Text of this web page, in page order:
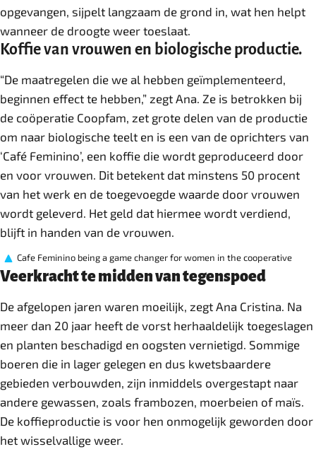
opgevangen, sijpelt langzaam de grond in, wat hen helpt
wanneer de droogte weer toeslaat.
Koffie van vrouwen en biologische productie.
“De maatregelen die we al hebben geïmplementeerd,
beginnen effect te hebben,” zegt Ana. Ze is betrokken bij
de coöperatie Coopfam, zet grote delen van de productie
om naar biologische teelt en is een van de oprichters van
‘Café Feminino’, een koffie die wordt geproduceerd door
en voor vrouwen. Dit betekent dat minstens 50 procent
van het werk en de toegevoegde waarde door vrouwen
wordt geleverd. Het geld dat hiermee wordt verdiend,
blijft in handen van de vrouwen.
Cafe Feminino being a game changer for women in the cooperative
Veerkracht te midden van tegenspoed
De afgelopen jaren waren moeilijk, zegt Ana Cristina. Na
meer dan 20 jaar heeft de vorst herhaaldelijk toegeslagen
en planten beschadigd en oogsten vernietigd. Sommige
boeren die in lager gelegen en dus kwetsbaardere
gebieden verbouwden, zijn inmiddels overgestapt naar
andere gewassen, zoals frambozen, moerbeien of maïs.
De koffieproductie is voor hen onmogelijk geworden door
het wisselvallige weer.